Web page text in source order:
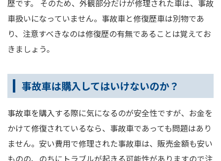
歴です。 そのため、外観部分だけが修理された車は、事故
車扱いになっていません。事故車と修復歴車は別物であ
り、注意すべきなのは修復歴の有無であることは覚えてお
きましょう。
事故車は購入してはいけないのか？
事故車を購入する際に気になるのが安全性ですが、お金を
かけて修復されているなら、事故車であっても問題はあり
ません。安い費用で修理された事故車は、販売金額も安い